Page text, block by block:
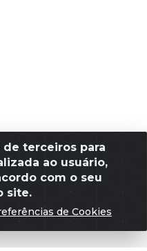
terceiros para
ao usuário,
com o seu
site.
de Cookies